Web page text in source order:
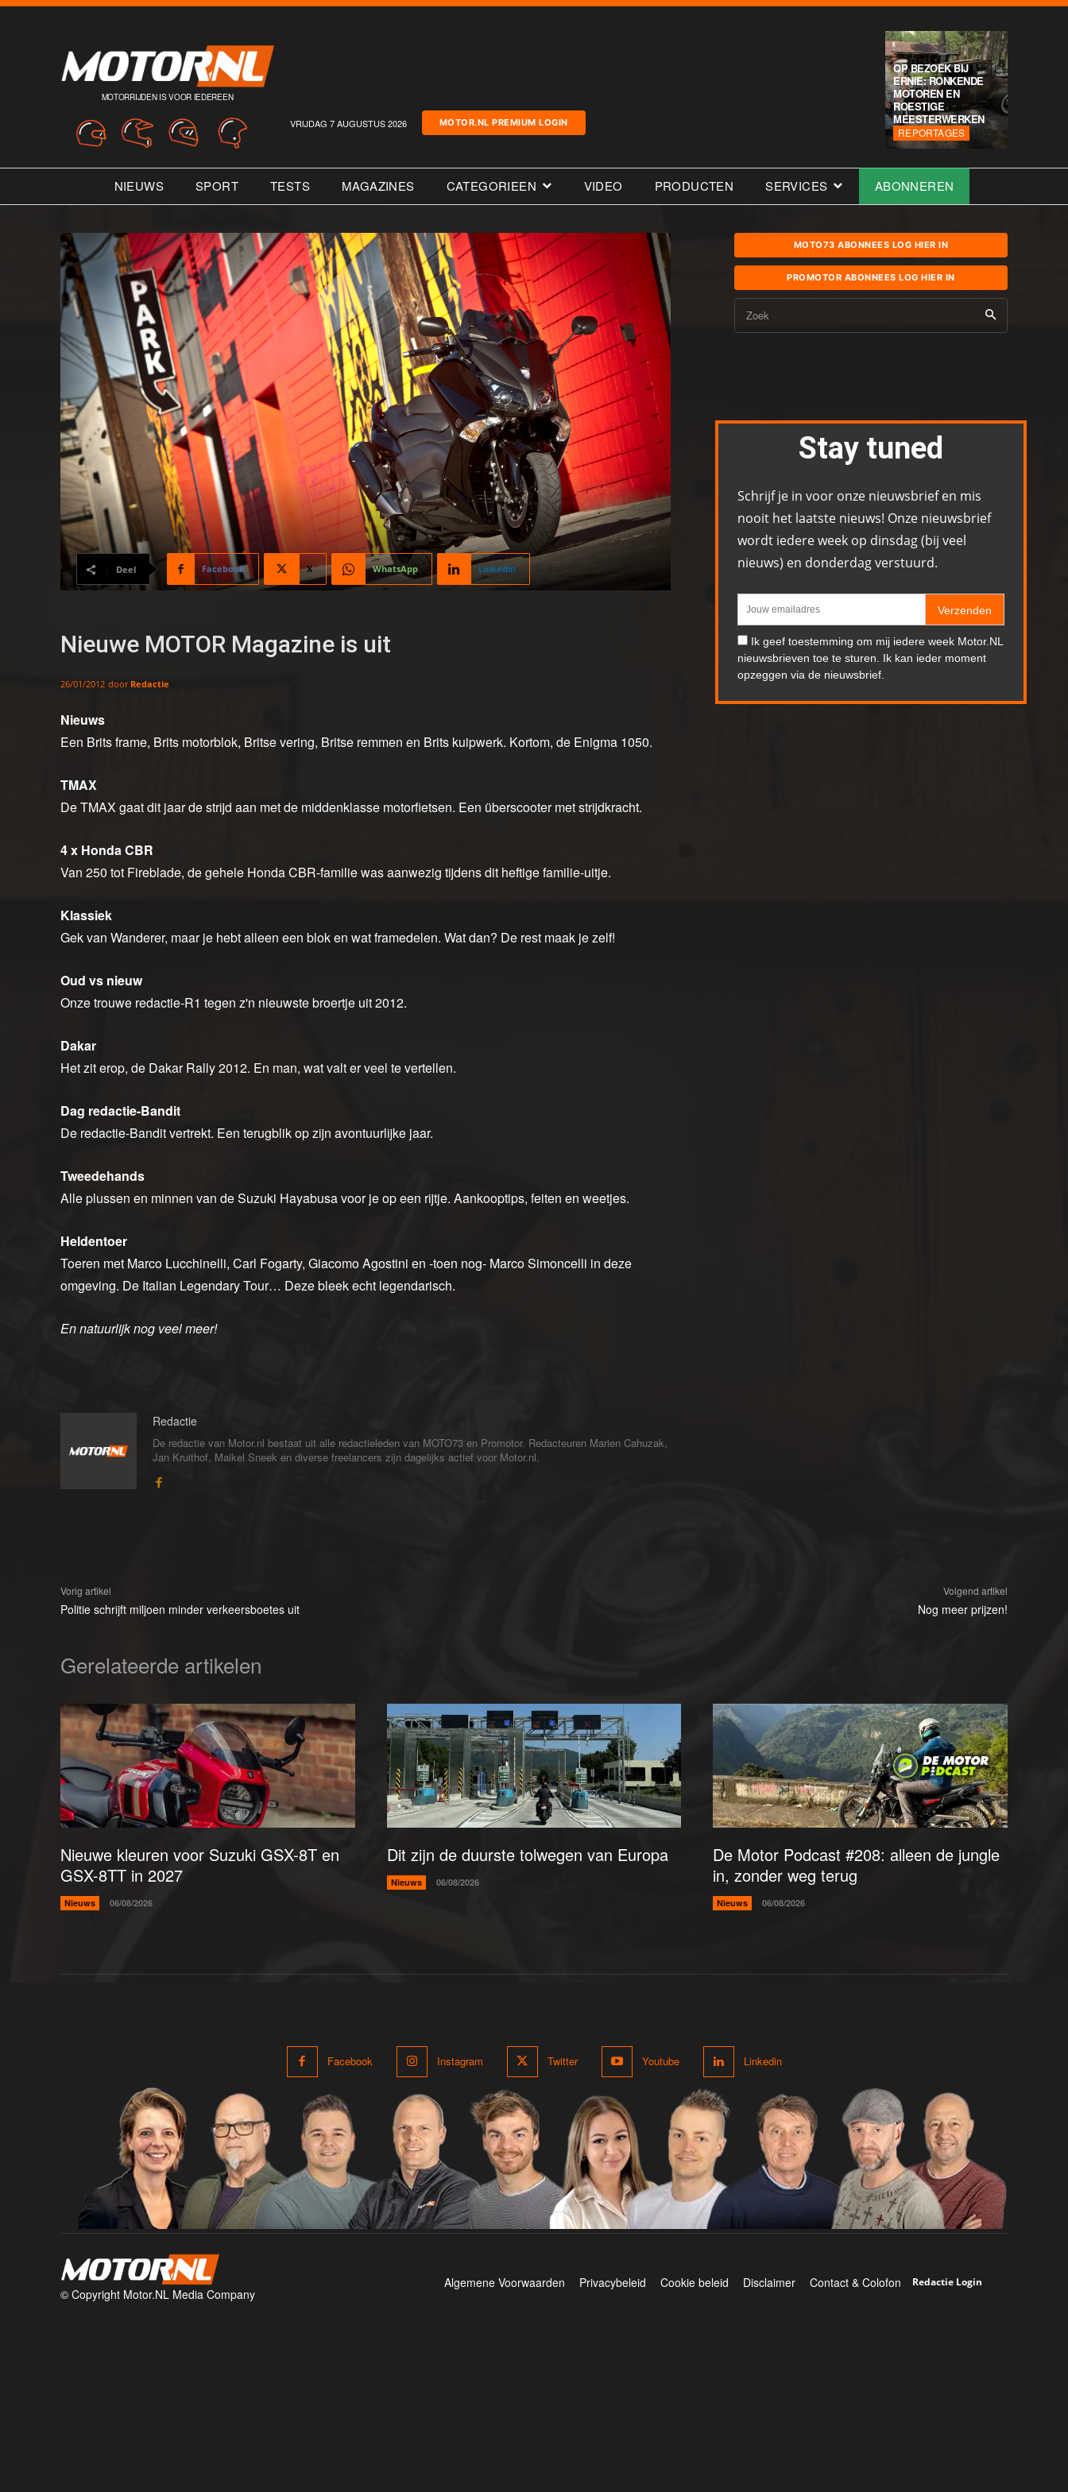
MOTORRIJDEN IS VOOR IEDEREEN
VRIJDAG 7 AUGUSTUS 2026 MOTOR.NL PREMIUM LOGIN
OP BEZOEK BIJ
ERNIE: RONKENDE
MOTOREN EN
ROESTIGE
MEESTERWERKEN
REPORTAGES
NIEUWS SPORT TESTS MAGAZINES CATEGORIEEN VIDEO PRODUCTEN SERVICES ABONNEREN
Deel Facebook X WhatsApp Linkedin
Nieuwe MOTOR Magazine is uit
26/01/2012 door Redactie
Nieuws
Een Brits frame, Brits motorblok, Britse vering, Britse remmen en Brits kuipwerk. Kortom, de Enigma 1050.
TMAX
De TMAX gaat dit jaar de strijd aan met de middenklasse motorfietsen. Een überscooter met strijdkracht.
4 x Honda CBR
Van 250 tot Fireblade, de gehele Honda CBR-familie was aanwezig tijdens dit heftige familie-uitje.
Klassiek
Gek van Wanderer, maar je hebt alleen een blok en wat framedelen. Wat dan? De rest maak je zelf!
Oud vs nieuw
Onze trouwe redactie-R1 tegen z'n nieuwste broertje uit 2012.
Dakar
Het zit erop, de Dakar Rally 2012. En man, wat valt er veel te vertellen.
Dag redactie-Bandit
De redactie-Bandit vertrekt. Een terugblik op zijn avontuurlijke jaar.
Tweedehands
Alle plussen en minnen van de Suzuki Hayabusa voor je op een rijtje. Aankooptips, feiten en weetjes.
Heldentoer
Toeren met Marco Lucchinelli, Carl Fogarty, Giacomo Agostini en -toen nog- Marco Simoncelli in deze
omgeving. De Italian Legendary Tour… Deze bleek echt legendarisch.
En natuurlijk nog veel meer!
Redactie
De redactie van Motor.nl bestaat uit alle redactieleden van MOTO73 en Promotor. Redacteuren Marien Cahuzak,
Jan Kruithof, Maikel Sneek en diverse freelancers zijn dagelijks actief voor Motor.nl.
MOTO73 ABONNEES LOG HIER IN
PROMOTOR ABONNEES LOG HIER IN
Zoek
Stay tuned
Schrijf je in voor onze nieuwsbrief en mis
nooit het laatste nieuws! Onze nieuwsbrief
wordt iedere week op dinsdag (bij veel
nieuws) en donderdag verstuurd.
Verzenden
Ik geef toestemming om mij iedere week Motor.NL
nieuwsbrieven toe te sturen. Ik kan ieder moment
opzeggen via de nieuwsbrief.
Vorig artikel
Politie schrijft miljoen minder verkeersboetes uit
Volgend artikel
Nog meer prijzen!
Gerelateerde artikelen
Nieuwe kleuren voor Suzuki GSX-8T en
GSX-8TT in 2027
Nieuws 06/08/2026
Dit zijn de duurste tolwegen van Europa
Nieuws 06/08/2026
De Motor Podcast #208: alleen de jungle
in, zonder weg terug
Nieuws 06/08/2026
Facebook Instagram Twitter Youtube Linkedin
© Copyright Motor.NL Media Company
Algemene Voorwaarden Privacybeleid Cookie beleid Disclaimer Contact & Colofon Redactie Login